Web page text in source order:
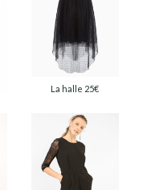
La halle 25€